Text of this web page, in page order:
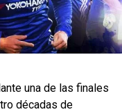
una de las finales
décadas de